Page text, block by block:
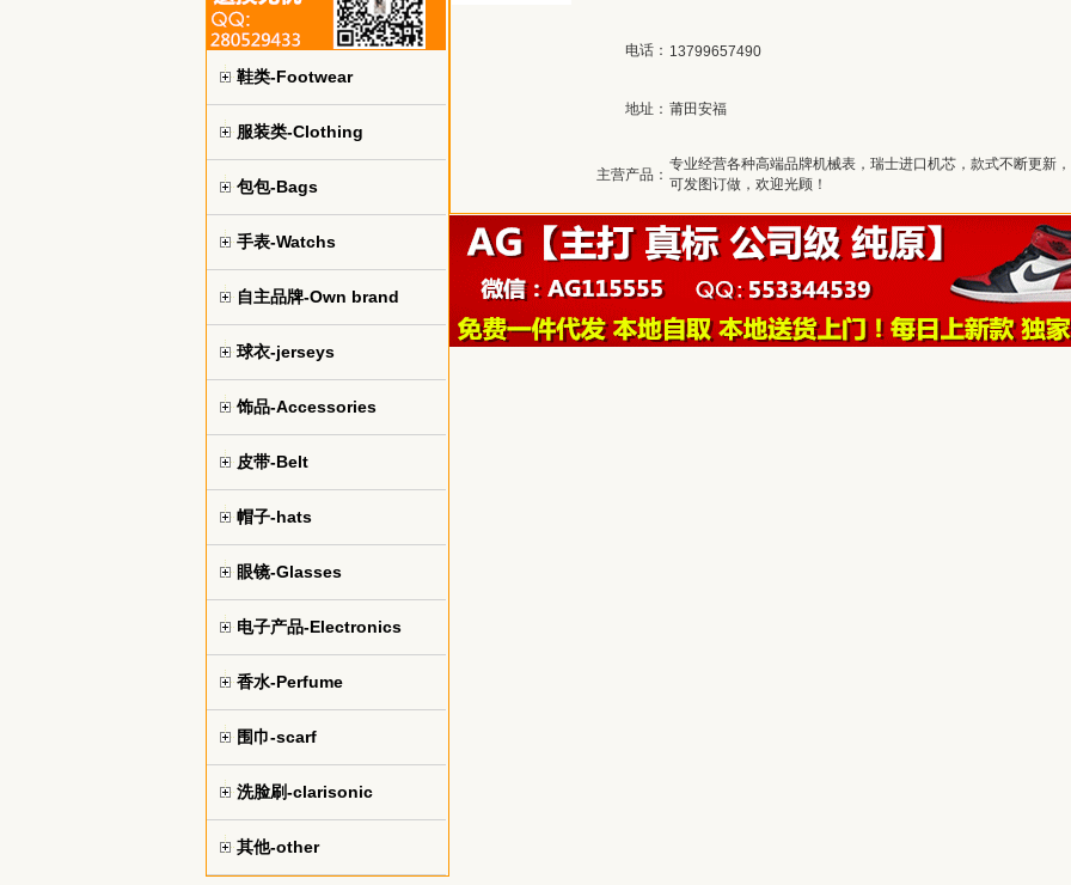
鞋类-Footwear
服装类-Clothing
包包-Bags
手表-Watchs
自主品牌-Own brand
球衣-jerseys
饰品-Accessories
皮带-Belt
帽子-hats
眼镜-Glasses
电子产品-Electronics
香水-Perfume
围巾-scarf
洗脸刷-clarisonic
其他-other
电话： 13799657490
地址： 莆田安福
主营产品：
专业经营各种高端品牌机械表，瑞士进口机芯，款式不断更新
可发图订做，欢迎光顾！